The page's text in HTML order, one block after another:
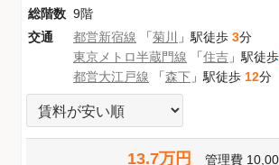
総階数 9階
交通
都営新宿線 「菊川 」駅徒歩 3分
東京メトロ半蔵門線 「住吉 」駅徒歩
都営大江戸線 「森下 」駅徒歩 12分
13.7万円 管理費